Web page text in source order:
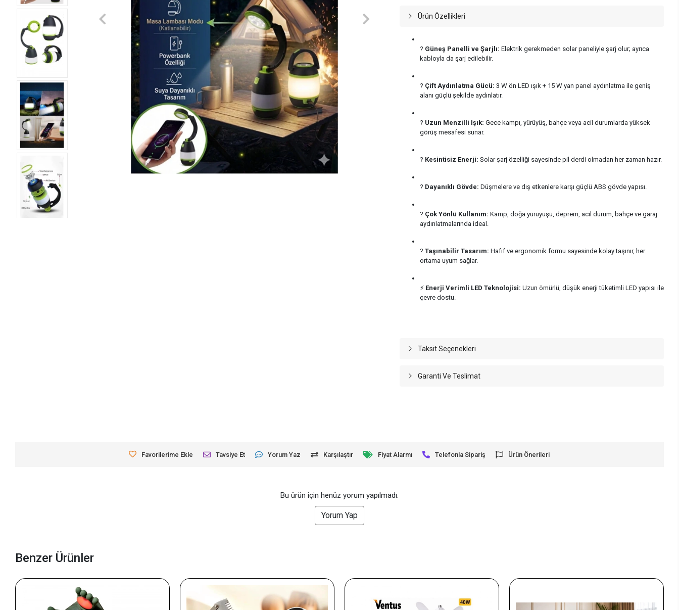
Ürün Özellikleri
? Güneş Panelli ve Şarjlı: Elektrik gerekmeden solar paneliyle şarj olur; ayrıca
kabloyla da şarj edilebilir.
? Çift Aydınlatma Gücü: 3 W ön LED ışık + 15 W yan panel aydınlatma ile geniş
alanı güçlü şekilde aydınlatır.
? Uzun Menzilli Işık: Gece kampı, yürüyüş, bahçe veya acil durumlarda yüksek
görüş mesafesi sunar.
? Kesintisiz Enerji: Solar şarj özelliği sayesinde pil derdi olmadan her zaman hazır.
?️ Dayanıklı Gövde: Düşmelere ve dış etkenlere karşı güçlü ABS gövde yapısı.
? Çok Yönlü Kullanım: Kamp, doğa yürüyüşü, deprem, acil durum, bahçe ve garaj
aydınlatmalarında ideal.
? Taşınabilir Tasarım: Hafif ve ergonomik formu sayesinde kolay taşınır, her
ortama uyum sağlar.
⚡ Enerji Verimli LED Teknolojisi: Uzun ömürlü, düşük enerji tüketimli LED yapısı ile
çevre dostu.
Taksit Seçenekleri
Garanti Ve Teslimat
Favorilerime Ekle Tavsiye Et Yorum Yaz Karşılaştır Fiyat Alarmı Telefonla Sipariş Ürün Önerileri
Bu ürün için henüz yorum yapılmadı.
Yorum Yap
Benzer Ürünler